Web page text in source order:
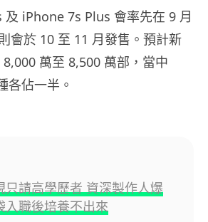
及 iPhone 7s Plus 會率先在 9 月
會於 10 至 11 月發售。預計新
萬至 8,500 萬部，當中
各佔一半。
只請高學歷者 資深製作人爆
入職後培養不出來